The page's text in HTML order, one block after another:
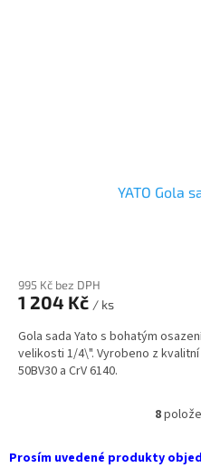
YATO Gola
995 Kč bez DPH
1 204 Kč / ks
Gola sada Yato s bohatým
velikosti 1/4\". Vyrobeno z
50BV30 a CrV 6140.
8
Prosím uvedené produkty